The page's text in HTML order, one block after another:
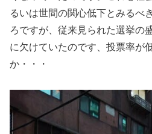
るいは世間の関心低下とみるべ
ろですが、従来見られた選挙の
に欠けていたのです、投票率が
か・・・